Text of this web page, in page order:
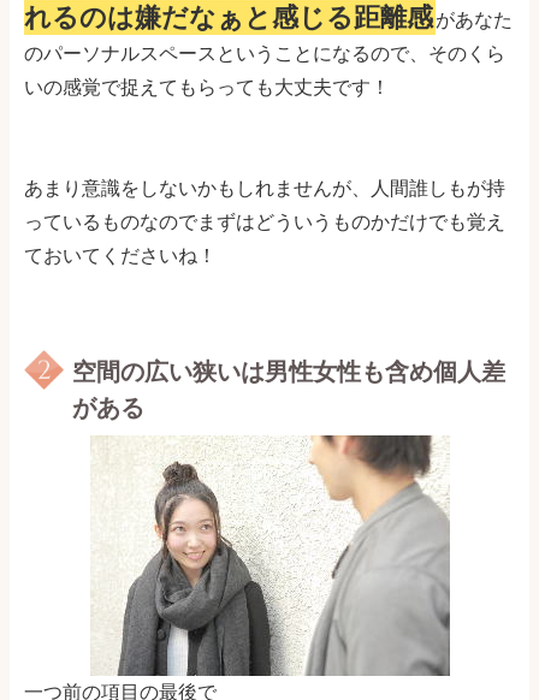
れるのは嫌だなぁと感じる距離感があなた
のパーソナルスペースということになるので、そのくら
いの感覚で捉えてもらっても大丈夫です！
あまり意識をしないかもしれませんが、人間誰しもが持
っているものなのでまずはどういうものかだけでも覚え
ておいてくださいね！
空間の広い狭いは男性女性も含め個人差
がある
一つ前の項目の最後で